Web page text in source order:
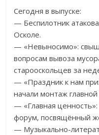
Сегодня в выпуске:
— Беспилотник
Осколе.
— «Невыносимо»:
вопросам вывоза
старооскольцев за
— «Праздник к нам
начали монтаж
— «Главная
форум, посвящённый
— Музыкально-